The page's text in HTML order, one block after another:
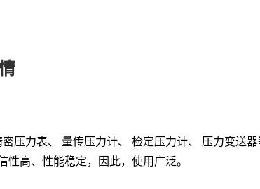
压力表、 量传压力计、 检定压力计、 压力变送
高、性能稳定，因此，使用广泛。